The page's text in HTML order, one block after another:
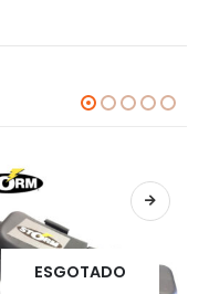
ESGOTADO